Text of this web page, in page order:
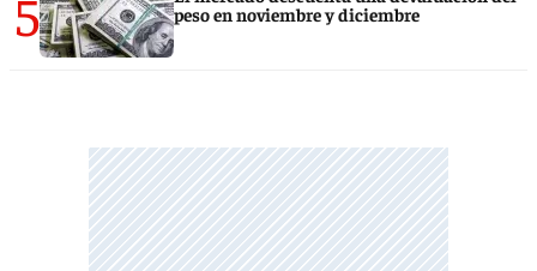
5
peso en noviembre y diciembre